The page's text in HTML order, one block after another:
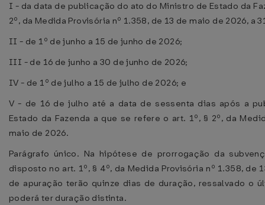
I - da data de publicação do ato do Ministro de Estado da
2º, da Medida Provisória nº 1.358, de 13 de maio de 2026, a
II - de 1º de junho a 15 de junho de 2026;
III - de 16 de junho a 30 de junho de 2026;
IV - de 1º de julho a 15 de julho de 2026; e
V - de 16 de julho até a data de sessenta dias após a
Estado da Fazenda a que se refere o art. 1º, § 2º, da
maio de 2026.
Parágrafo único. Na hipótese de prorrogação da
disposto no art. 1º, § 4º, da Medida Provisória nº 1.358, de
de apuração terão quinze dias de duração, ressalvado o
poderá ter duração distinta.